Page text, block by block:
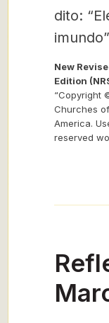
dito:
New
Edition
“Copyright
Churches
America.
reserved